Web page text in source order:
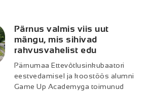
Pärnus valmis viis uut
mängu, mis sihivad
rahvusvahelist edu
Pärnumaa Ettevõtlusinkubaatori
eestvedamisel ja koostöös alumni
Game Up Academyga toimunud